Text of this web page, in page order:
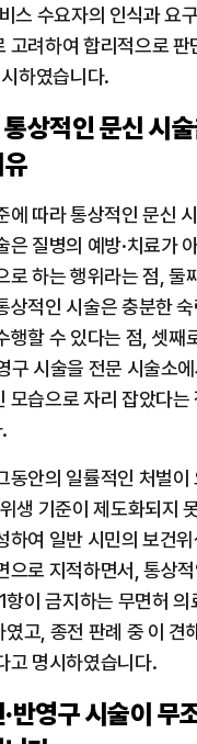
스 수요자의 인식과 요
고려하여 합리적으로 판
하였습니다.
상적인 문신 시술
에 따라 통상적인 문신
은 질병의 예방·치료가
로 하는 행위라는 점, 둘
상적인 시술은 충분한
행할 수 있다는 점, 셋째
구 시술을 전문 시술소
모습으로 자리 잡았다는
동안의 일률적인 처벌이
생 기준이 제도화되지
하여 일반 시민의 보건위
으로 지적하면서, 통상
이 금지하는 무면허 의
고, 종전 판례 중 이 견
고 명시하였습니다.
반영구 시술이 무